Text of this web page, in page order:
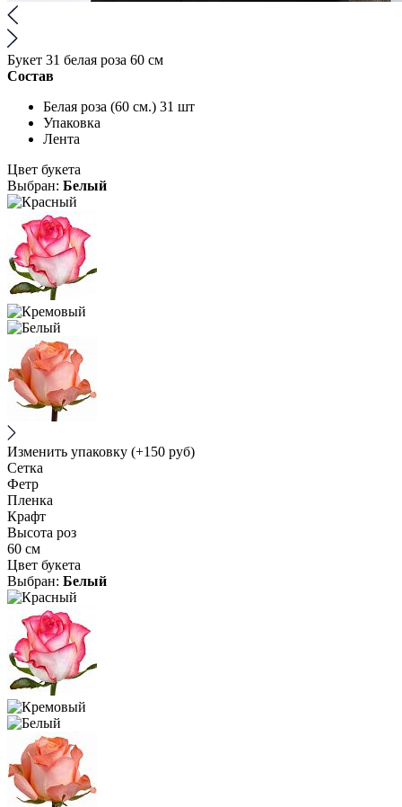
Букет 31 белая роза 60 см
Состав
Белая роза (60 см.) 31 шт
Упаковка
Лента
Цвет букета
Выбран: Белый
Изменить упаковку (+150 руб)
Сетка
Фетр
Пленка
Крафт
Высота роз
60 см
Цвет букета
Выбран: Белый